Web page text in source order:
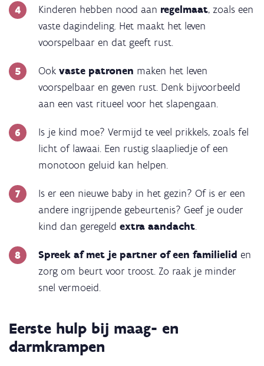
Kinderen hebben nood aan regelmaat, zoals een
vaste dagindeling. Het maakt het leven
voorspelbaar en dat geeft rust.
Ook vaste patronen maken het leven
voorspelbaar en geven rust. Denk bijvoorbeeld
aan een vast ritueel voor het slapengaan.
Is je kind moe? Vermijd te veel prikkels, zoals fel
licht of lawaai. Een rustig slaapliedje of een
monotoon geluid kan helpen.
Is er een nieuwe baby in het gezin? Of is er een
andere ingrijpende gebeurtenis? Geef je ouder
kind dan geregeld extra aandacht.
Spreek af met je partner of een familielid en
zorg om beurt voor troost. Zo raak je minder
snel vermoeid.
Eerste hulp bij maag- en
darmkrampen